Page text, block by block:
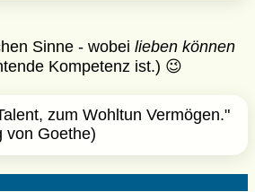
Sinne - wobei lieben können
Kompetenz ist.) 😉
zum Wohltun Vermögen."
von Goethe)